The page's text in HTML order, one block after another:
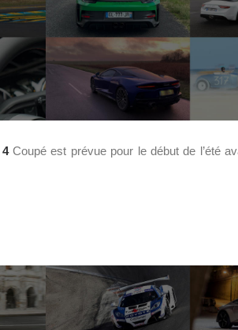
Coupé est prévue pour le début de l’été